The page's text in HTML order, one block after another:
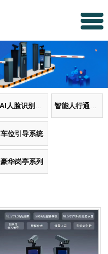
AI人脸识别系统 智能人行通道系统
车位引导系统
豪华岗亭系列